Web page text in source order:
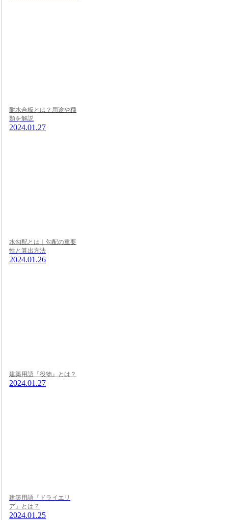
耐水合板とは？用途や種
類を解説
2024.01.27
水勾配とは｜勾配の重要
性と算出方法
2024.01.26
建築用語『役物』とは？
2024.01.27
建築用語『ドライエリ
ア』とは？
2024.01.25